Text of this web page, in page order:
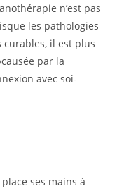
n’est pas
les pathologies
curables, il est plus
causée par la
avec soi-
ses mains à